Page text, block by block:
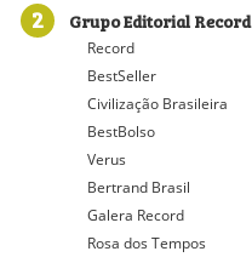
2 Grupo Editorial Record
Record
BestSeller
Civilização Brasileira
BestBolso
Verus
Bertrand Brasil
Galera Record
Rosa dos Tempos